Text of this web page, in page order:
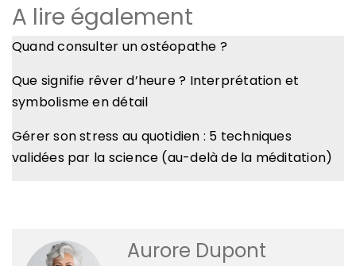
A lire également
Quand consulter un ostéopathe ?
Que signifie rêver d’heure ? Interprétation et
symbolisme en détail
Gérer son stress au quotidien : 5 techniques
validées par la science (au-delà de la méditation)
Aurore Dupont